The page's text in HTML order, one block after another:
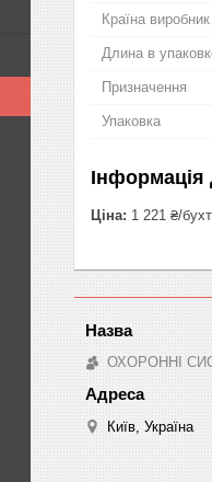
Країна виробник
Длина в
Призначення
Упаковка
Ціна: 1 221 ₴/
ОХОРОННІ
Київ, Україна